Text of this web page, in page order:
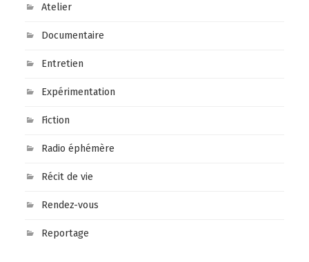
Atelier
Documentaire
Entretien
Expérimentation
Fiction
Radio éphémère
Récit de vie
Rendez-vous
Reportage